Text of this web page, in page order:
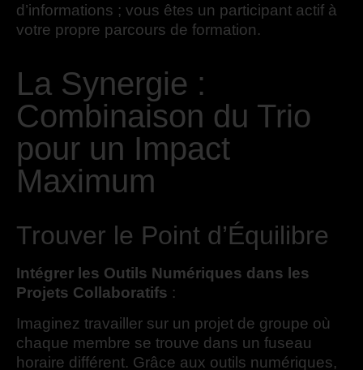
d’informations ; vous êtes un participant actif à
votre propre parcours de formation.
La Synergie :
Combinaison du Trio
pour un Impact
Maximum
Trouver le Point d’Équilibre
Intégrer les Outils Numériques dans les
Projets Collaboratifs :
Imaginez travailler sur un projet de groupe où
chaque membre se trouve dans un fuseau
horaire différent. Grâce aux outils numériques,